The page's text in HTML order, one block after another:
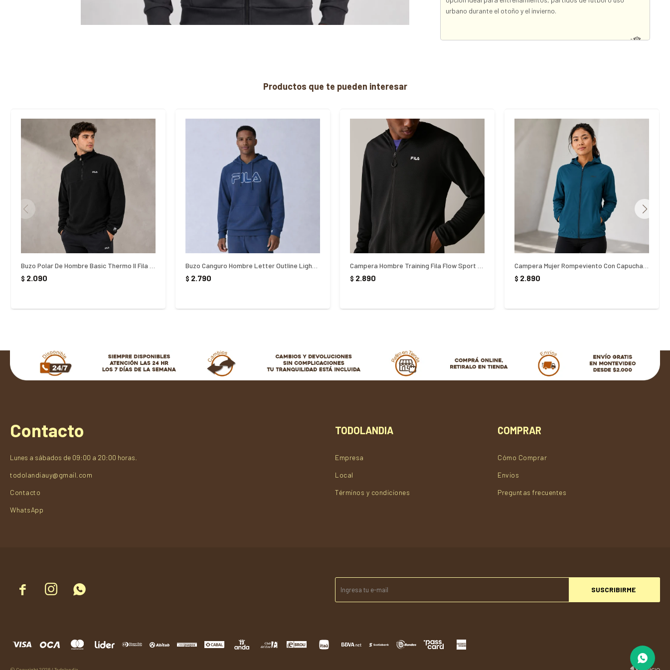
urbano durante el otoño y el invierno.
Productos que te pueden interesar
$ 2.090 $ 2.790 $ 2.890 $ 2.890
   SUSCRIBIRME
Contacto
Lunes a sábados de 09:00 a 20:00 horas.
todolandiauy@gmail.com
Contacto
WhatsApp
TODOLANDIA
Empresa
Local
Términos y condiciones
COMPRAR
Cómo Comprar
Envios
Preguntas frecuentes